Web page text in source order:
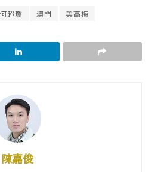
何超瓊 澳門 美高梅
陳嘉俊